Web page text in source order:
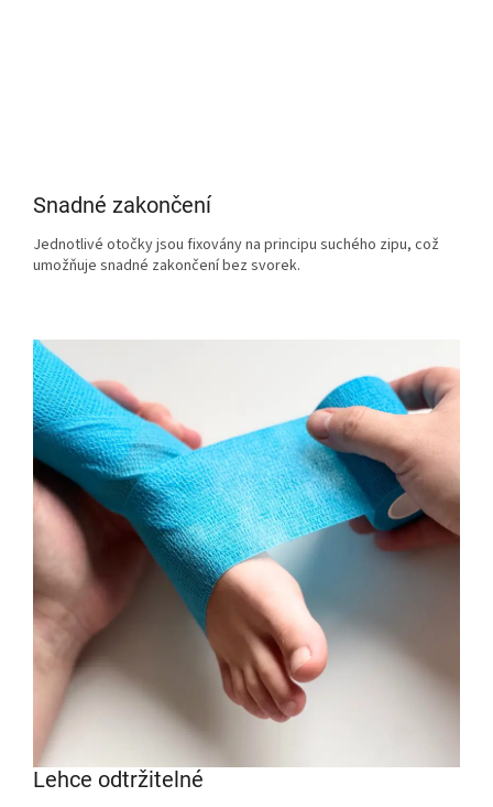
Snadné zakončení
Jednotlivé otočky jsou fixovány na principu suchého zipu, což
umožňuje snadné zakončení bez svorek.
Lehce odtržitelné